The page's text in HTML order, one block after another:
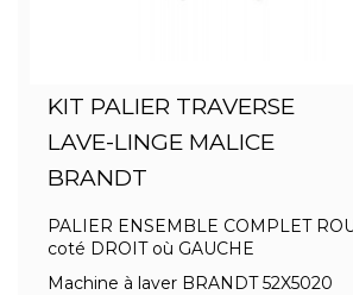
KIT PALIER TRAVERSE
LAVE-LINGE MALICE
BRANDT
PALIER ENSEMBLE COMPLET
coté DROIT où GAUCHE
Machine à laver BRANDT 52X5020